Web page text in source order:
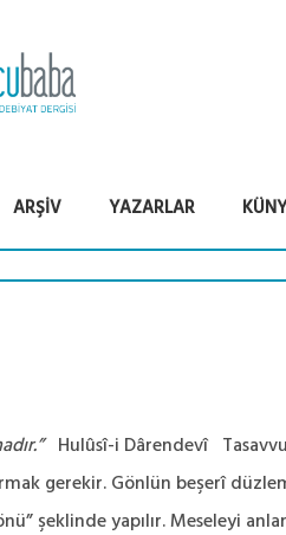
ARŞIV YAZARLAR
Hulûsî-i Dârendevî
gerekir. Gönlün beşerî
şeklinde yapılır. Meseleyi